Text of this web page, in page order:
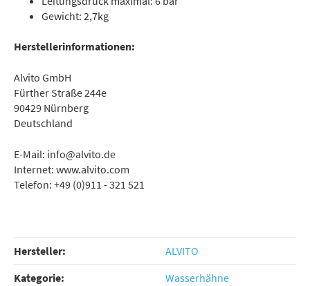
Gewicht: 2,7kg
Herstellerinformationen:
Alvito GmbH
Fürther Straße 244e
90429 Nürnberg
Deutschland
E-Mail: info@alvito.de
Internet: www.alvito.com
Telefon: +49 (0)911 - 321 521
Hersteller:
ALVITO
Kategorie:
Wasserhähne